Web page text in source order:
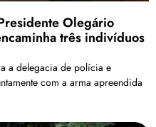
Olegário
três indivíduos
a delegacia de polícia e
com a arma apreendida